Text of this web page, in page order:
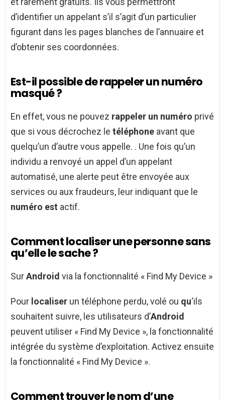
d’identifier un appelant s’il s’agit d’un particulier
figurant dans les pages blanches de l’annuaire et
d’obtenir ses coordonnées.
Est-il possible de rappeler un numéro
masqué ?
En effet, vous ne pouvez rappeler un numéro privé
que si vous décrochez le téléphone avant que
quelqu’un d’autre vous appelle. . Une fois qu’un
individu a renvoyé un appel d’un appelant
automatisé, une alerte peut être envoyée aux
services ou aux fraudeurs, leur indiquant que le
numéro est actif.
Comment localiser une personne sans
qu’elle le sache ?
SurAndroid via la fonctionnalité « Find My Device »
Pour localiser un téléphone perdu, volé ou qu‘ils
souhaitent suivre, les utilisateurs d’Android
peuvent utiliser « Find My Device », la fonctionnalité
intégrée du système d’exploitation. Activez ensuite
la fonctionnalité « Find My Device ».
Comment trouver le nom d’une